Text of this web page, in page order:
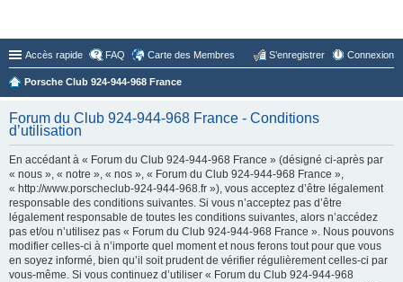
Accès rapide FAQ Carte des Membres Connexion
S’enregistrer
Porsche Club 924-944-968 France
Forum du Club 924-944-968 France - Conditions
d’utilisation
En accédant à « Forum du Club 924-944-968 France » (désigné ci-après par
« nous », « notre », « nos », « Forum du Club 924-944-968 France »,
« http://www.porscheclub-924-944-968.fr »), vous acceptez d’être légalement
responsable des conditions suivantes. Si vous n’acceptez pas d’être
légalement responsable de toutes les conditions suivantes, alors n’accédez
pas et/ou n’utilisez pas « Forum du Club 924-944-968 France ». Nous pouvons
modifier celles-ci à n’importe quel moment et nous ferons tout pour que vous
en soyez informé, bien qu’il soit prudent de vérifier régulièrement celles-ci par
vous-même. Si vous continuez d’utiliser « Forum du Club 924-944-968